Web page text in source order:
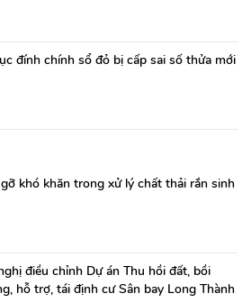
đính chính sổ đỏ bị cấp sai số thửa mới
khó khăn trong xử lý chất thải rắn sinh
điều chỉnh Dự án Thu hồi đất, bồi
hỗ trợ, tái định cư Sân bay Long Thành